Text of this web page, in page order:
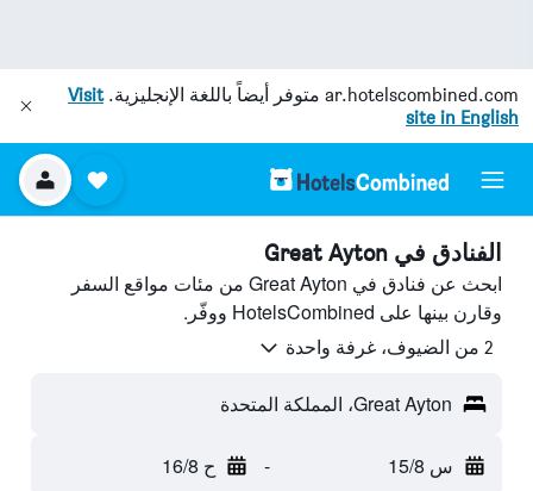
ar.hotelscombined.com متوفر أيضاً باللغة الإنجليزية.Visit
site in English
الفنادق في Great Ayton
ابحث عن فنادق في Great Ayton من مئات مواقع السفر
وقارن بينها على HotelsCombined ووفّر.
2 من الضيوف، غرفة واحدة
Great Ayton، المملكة المتحدة
س 15/8 - ح 16/8